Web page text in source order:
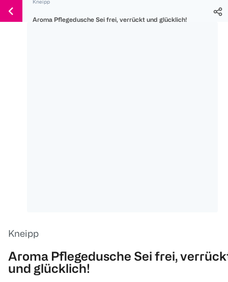
150 Ös
300 Ös
500 Ös
Weiter
zum
Kneipp
Aroma Pflegedusche Sei frei, verrückt und glücklich!
Kneipp
Aroma Pflegedusche Sei frei,
und glücklich!